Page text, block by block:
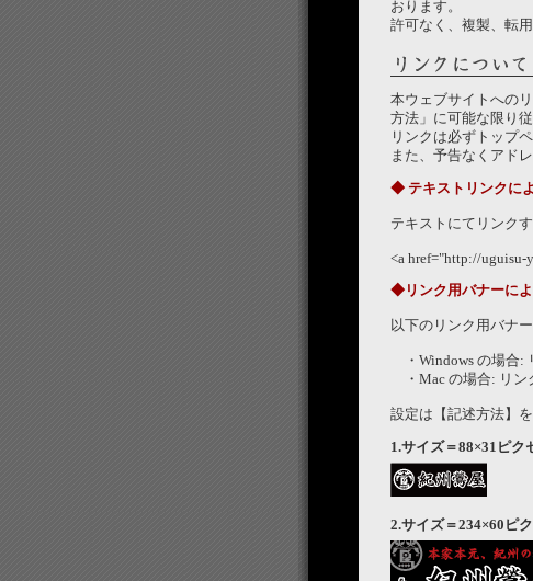
おります。
許可なく、複製、転
本ウェブサイトへの
方法」に可能な限り従
リンクは必ずトップ
また、予告なくアド
◆ テキストリンクに
テキストにてリンク
<a href="http://
◆リンク用バナーに
以下のリンク用バナ
・Windows の場合:
・Mac の場合: リン
設定は【記述方法】を
1.サイズ＝88×31ピク
2.サイズ＝234×60ピ